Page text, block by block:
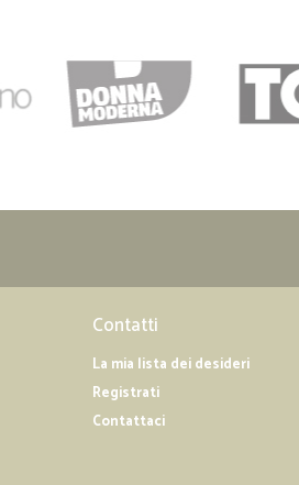
Contatti
La mia lista dei desideri
Registrati
Contattaci